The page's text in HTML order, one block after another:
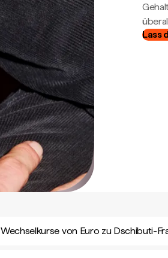
Lass
Wechselkurse von Euro zu Dschibuti-